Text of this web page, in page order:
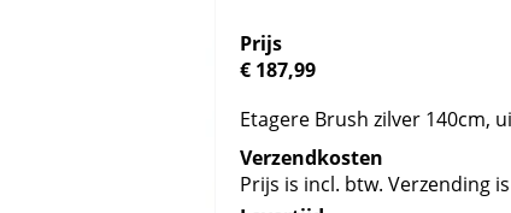
Prijs
€ 187,99
Etagere Brush zilver 140cm,
Verzendkosten
Prijs is incl. btw. Verzending